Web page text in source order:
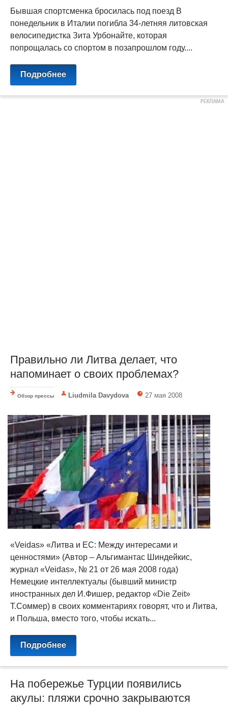
Бывшая спортсменка бросилась под поезд В
понедельник в Италии погибла 34-летняя литовская
велосипедистка Зита Урбонайте, которая
попрощалась со спортом в позапрошлом году....
Подробнее
Правильно ли Литва делает, что
напоминает о своих проблемах?
Обзор прессы Liudmila Davydova 27 мая 2008
«Veidas» «Литва и ЕС: Между интересами и
ценностями» (Автор – Альгимантас Шиндейкис,
журнал «Veidas», № 21 от 26 мая 2008 года)
Немецкие интеллектуалы (бывший министр
иностранных дел И.Фишер, редактор «Die Zeit»
Т.Соммер) в своих комментариях говорят, что и Литва,
и Польша, вместо того, чтобы искать...
Подробнее
На побережье Турции появились
акулы: пляжи срочно закрываются